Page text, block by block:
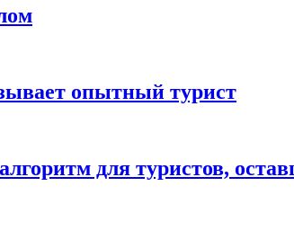
опытный турист
для туристов,